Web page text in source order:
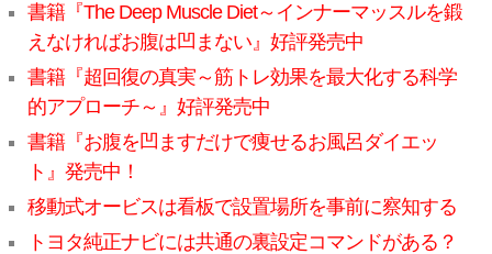
書籍『The Deep Muscle Diet～インナーマッスルを鍛
えなければお腹は凹まない』好評発売中
書籍『超回復の真実～筋トレ効果を最大化する科学
的アプローチ～』好評発売中
書籍『お腹を凹ますだけで痩せるお風呂ダイエッ
ト』発売中！
移動式オービスは看板で設置場所を事前に察知する
トヨタ純正ナビには共通の裏設定コマンドがある？